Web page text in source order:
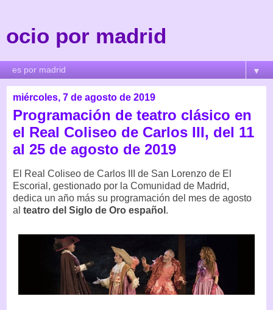
ocio por madrid
▼
miércoles, 7 de agosto de 2019
Programación de teatro clásico en
el Real Coliseo de Carlos III, del 11
al 25 de agosto de 2019
El Real Coliseo de Carlos III de San Lorenzo de El
Escorial, gestionado por la Comunidad de Madrid,
dedica un año más su programación del mes de agosto
al teatro del Siglo de Oro español .